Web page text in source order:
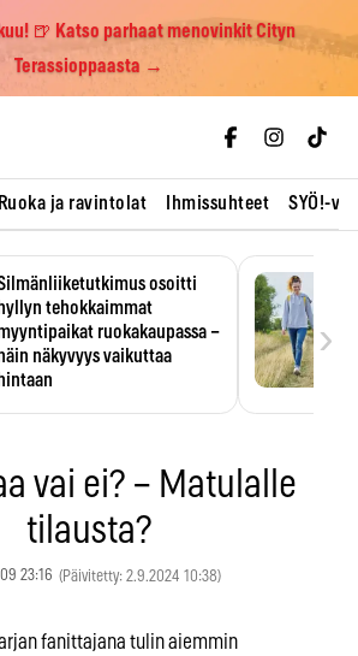
🍺 Katso parhaat menovinkit Cityn
Terassioppaasta →
Ruoka ja ravintolat Ihmissuhteet SYÖ!-
osoitti
tehokkaimmat
ruokakaupassa –
näkyvyys vaikuttaa
›
vai ei? – Matulalle
tilausta?
23:16 (Päivitetty: 2.9.2024 10:38)
fanittajana tulin aiemmin